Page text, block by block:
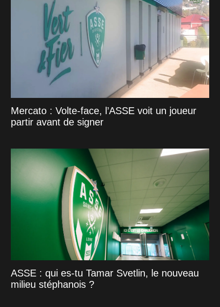
Mercato : Volte-face, l’ASSE voit un joueur
partir avant de signer
ASSE : qui es-tu Tamar Svetlin, le nouveau
milieu stéphanois ?